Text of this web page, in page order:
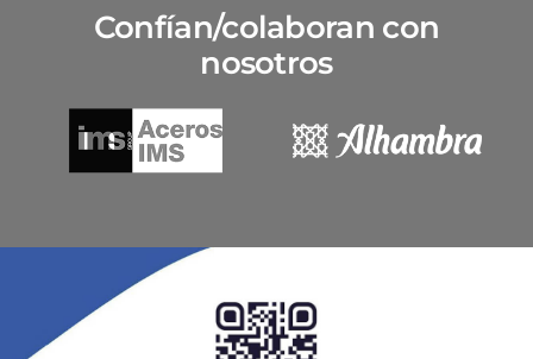
Confían/colaboran con
nosotros